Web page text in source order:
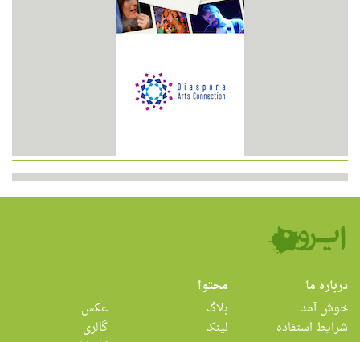
درباره ما
خوش آمد
شرایط استفاده
محتوا
بلاگ
لینک
عکس
گالری